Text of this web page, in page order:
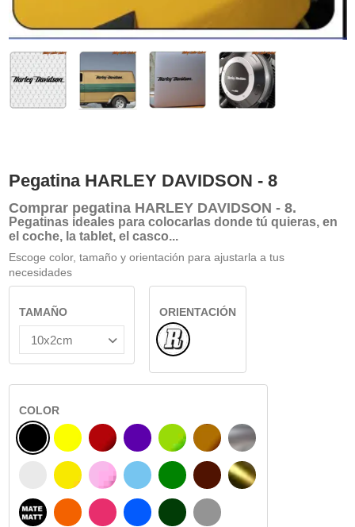
Pegatina HARLEY DAVIDSON - 8
Comprar pegatina HARLEY DAVIDSON - 8.
Pegatinas ideales para colocarlas donde tú quieras, en
el coche, la tablet, el casco...
Escoge color, tamaño y orientación para ajustarla a tus
necesidades
TAMAÑO
ORIENTACIÓN
Normal
COLOR
NEGRO
BLANCO
NEGRO MATE
AMARILLO
AMARILLO SENAL
NARANJA
BURDEOS
ROSA
FUCSIA
MORADO
AZUL CIELO
AZUL
VERDE CLARO
VERDE
VERDE OSCURO
AVELLANA
CHOCOLATE
GRIS
PLATA
ORO